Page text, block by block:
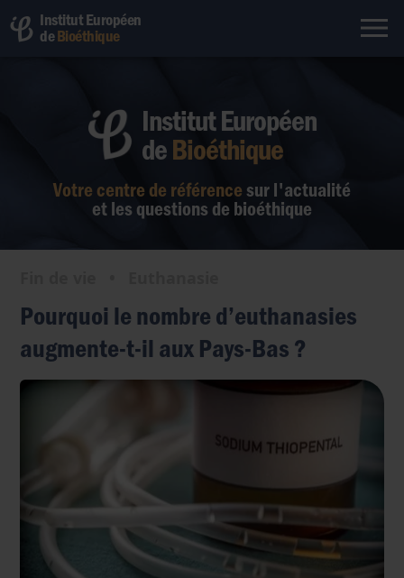
Institut Européen
deBioéthique
Votre centre de référence sur l'actualité
et les questions de bioéthique
Institut Européen
deBioéthique
Pourquoi le nombre d’euthanasies
augmente-t-il aux Pays-Bas ?